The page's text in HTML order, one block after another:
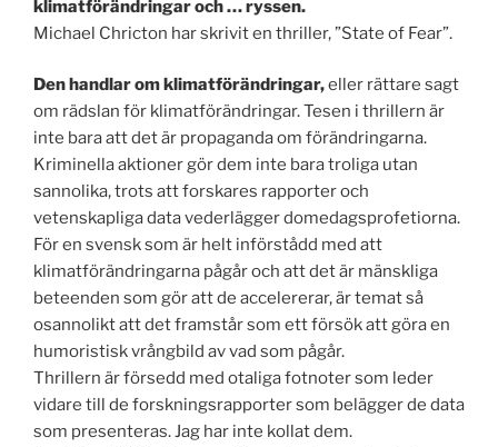
klimatförändringar och … ryssen.
Michael Chricton har skrivit en thriller, ”State of Fear”.
Den handlar om klimatförändringar,eller rättare sagt
om rädslan för klimatförändringar. Tesen i thrillern är
inte bara att det är propaganda om förändringarna.
Kriminella aktioner gör dem inte bara troliga utan
sannolika, trots att forskares rapporter och
vetenskapliga data vederlägger domedagsprofetiorna.
För en svensk som är helt införstådd med att
klimatförändringarna pågår och att det är mänskliga
beteenden som gör att de accelererar, är temat så
osannolikt att det framstår som ett försök att göra en
humoristisk vrångbild av vad som pågår.
Thrillern är försedd med otaliga fotnoter som leder
vidare till de forskningsrapporter som belägger de data
som presenteras. Jag har inte kollat dem.